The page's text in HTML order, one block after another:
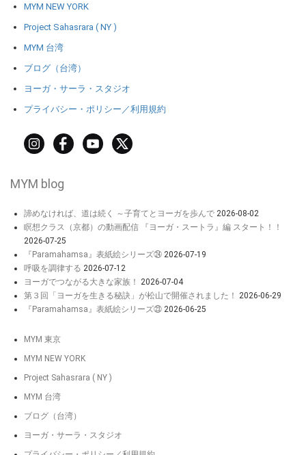
MYM NEW YORK
Project Sahasrara ( NY )
MYM 台湾
ブログ（台湾）
ヨーガ・サーラ・スタジオ
プライバシー・ポリシー／利用規約
MYM blog
諦めなければ、道は続く ～子育てとヨーガを歩んで 2026-08-02
瞑想クラス（京都）の動画配信 『ヨーガ・スートラ』編 スタート！！
2026-07-25
『Paramahamsa』表紙絵シリーズ㉔ 2026-07-19
呼吸を調律する 2026-07-12
ヨーガでつながる大きな家族！ 2026-07-04
第３回「ヨーガを生きる秘訣」が松山で開催されました！ 2026-06-29
『Paramahamsa』表紙絵シリーズ㉓ 2026-06-25
MYM 東京
MYM NEW YORK
Project Sahasrara ( NY )
MYM 台湾
ブログ（台湾）
ヨーガ・サーラ・スタジオ